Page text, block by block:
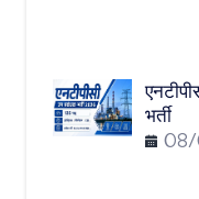
भर्ती
08/